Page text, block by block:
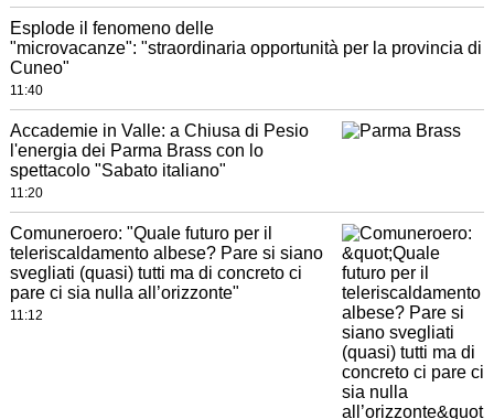
Esplode il fenomeno delle
"microvacanze": "straordinaria opportunità per la provincia di
Cuneo"
11:40
Accademie in Valle: a Chiusa di Pesio
l'energia dei Parma Brass con lo
spettacolo "Sabato italiano"
11:20
Comuneroero: "Quale futuro per il
teleriscaldamento albese? Pare si siano
svegliati (quasi) tutti ma di concreto ci
pare ci sia nulla all’orizzonte"
11:12